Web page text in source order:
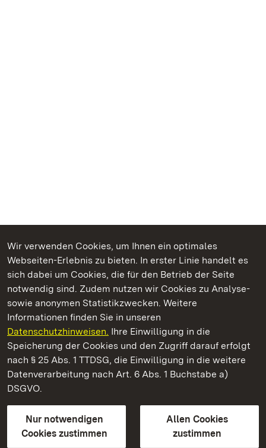
Wir verwenden Cookies, um Ihnen ein optimales
Webseiten-Erlebnis zu bieten. In erster Linie handelt es
sich dabei um Cookies, die für den Betrieb der Seite
notwendig sind. Zudem nutzen wir Cookies zu Analyse-
sowie anonymen Statistikzwecken. Weitere
Informationen finden Sie in unseren
Datenschutzhinweisen. Ihre Einwilligung in die
Speicherung der Cookies und den Zugriff darauf erfolgt
nach § 25 Abs. 1 TTDSG, die Einwilligung in die weitere
Datenverarbeitung nach Art. 6 Abs. 1 Buchstabe a)
DSGVO.
Nur notwendigen
Cookies zustimmen
Allen Cookies
zustimmen
Kommen. Staunen. Genießen.
Staatliche Schlösser und Gärten Baden‑Württemberg
Staatliche Schlösser und Gärten Baden-Württemberg
Kontakt
GebärdenspracheLeichte Sprache
Erklärung zur Barrierefreiheit
BITV-konform (geprüfte Seiten)